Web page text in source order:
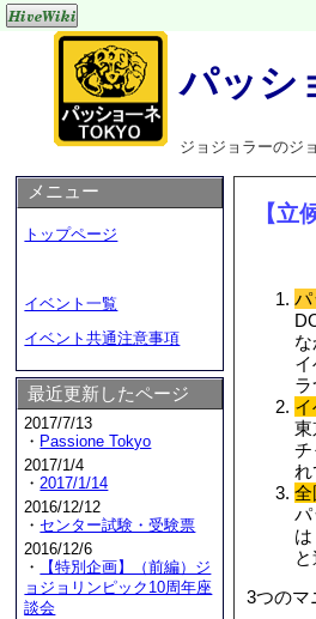
パッシ
ジョジョラーのジ
【立
パ
な
東
チ
れ
全
パ
は
3つのマ
メニュー
トップページ
イベント一覧
イベント共通注意事項
最近更新したページ
2017/7/13
・ Passione Tokyo
2017/1/4
・2017/1/14
2016/12/12
・ センター試験・受験票
2016/12/6
・
【特別企画】（前編）ジ
ョジョリンピック10周年座
談会